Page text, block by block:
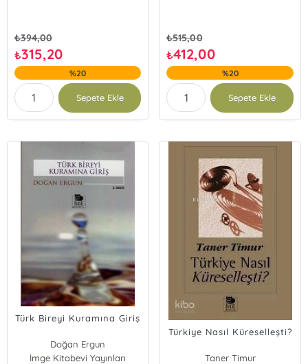
₺394,00
₺315,20
%20
Sepete Ekle
₺515,00
₺412,00
%20
Sepete Ekle
Türk Bireyi Kuramına Giriş
Doğan Ergun
İmge Kitabevi Yayınları
Türkiye Nasıl Küreselleşti?
Taner Timur